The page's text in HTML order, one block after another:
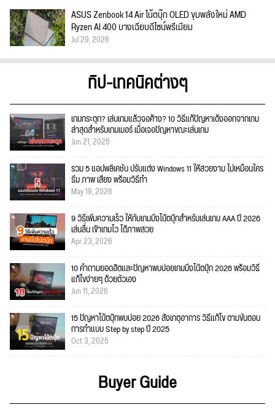
ASUS Zenbook 14 Air โน้ตบุ๊ก OLED ขุมพลังใหม่ AMD
Ryzen AI 400 บางเฉียบดีไซน์พรีเมียม
Jul 29, 2026
ทิป-เทคนิคต่างๆ
เกมกระตุก? เล่นเกมแล้วจอค้าง? 10 วิธีแก้ปัญหาเด้งออกจากเกม
ล่าสุดสำหรับเกมเมอร์ เมื่อเจอปัญหาขณะเล่นเกม
Jun 21, 2025
รวม 5 แอปพลิเคชัน ปรับแต่ง Windows 11 ให้สวยงาม ไม่เหมือนใคร
ธีม ภาพ เสียง พร้อมวิธีทำ
May 19, 2026
9 วิธีเพิ่มความเร็ว ให้กับเกมมิ่งโน้ตบุ๊กสำหรับเล่นเกม AAA ปี 2026
เล่นลื่น เข้าเกมไว ได้ภาพสวย
Apr 23, 2026
10 คำถามยอดฮิตและปัญหาพบบ่อยเกมมิ่งโน้ตบุ๊ก 2026 พร้อมวิธี
แก้ไขง่ายๆ ด้วยตัวเอง
Jun 11, 2026
15 ปัญหาโน้ตบุ๊กพบบ่อย 2026 สังเกตุอาการ วิธีแก้ไข ตามขั้นตอน
การทำแบบ Step by step ปี 2025
Oct 3, 2025
Buyer Guide